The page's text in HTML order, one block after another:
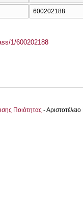
600202188
1/600202188
Ποιότητας -